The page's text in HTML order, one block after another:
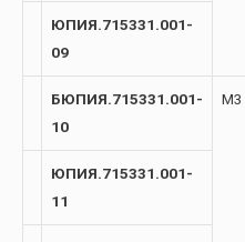
ЮПИЯ.715331.001-
09
БЮПИЯ.715331.001-
10
М3
ЮПИЯ.715331.001-
11